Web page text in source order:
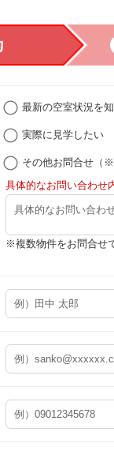
最新の空室状況を
実際に見学したい
その他お問合せ（※
具体的なお問い合わせ
※複数物件をお問合せ